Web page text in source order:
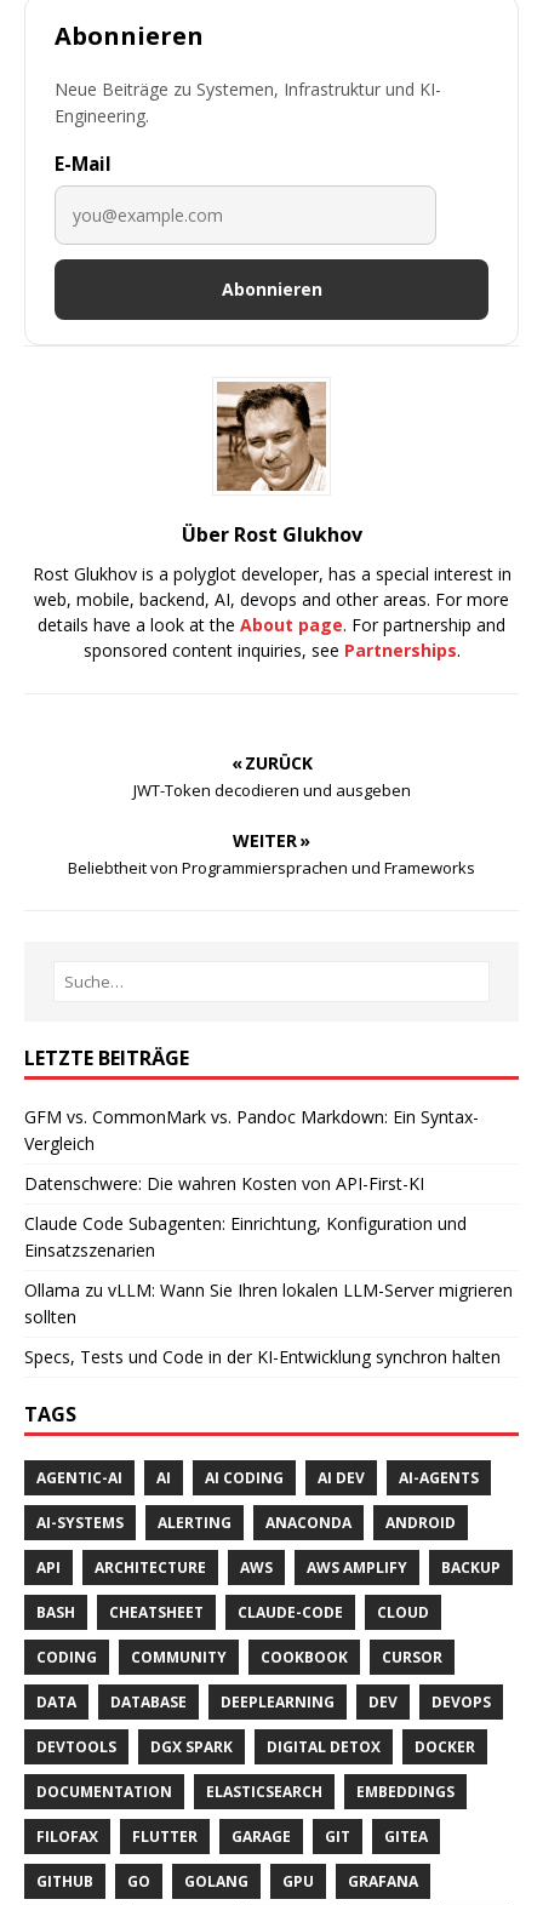
Abonnieren
Neue Beiträge zu Systemen, Infrastruktur und KI-
Engineering.
E-Mail
Abonnieren
Über Rost Glukhov
Rost Glukhov is a polyglot developer, has a special interest in
web, mobile, backend, AI, devops and other areas. For more
details have a look at the About page. For partnership and
sponsored content inquiries, see Partnerships.
« ZURÜCK
JWT-Token decodieren und ausgeben
WEITER »
Beliebtheit von Programmiersprachen und Frameworks
LETZTE BEITRÄGE
GFM vs. CommonMark vs. Pandoc Markdown: Ein Syntax-
Vergleich
Datenschwere: Die wahren Kosten von API-First-KI
Claude Code Subagenten: Einrichtung, Konfiguration und
Einsatzszenarien
Ollama zu vLLM: Wann Sie Ihren lokalen LLM-Server migrieren
sollten
Specs, Tests und Code in der KI-Entwicklung synchron halten
TAGS
AGENTIC-AI AI AI CODING AI DEV AI-AGENTS
AI-SYSTEMS ALERTING ANACONDA ANDROID
API ARCHITECTURE AWS AWS AMPLIFY BACKUP
BASH CHEATSHEET CLAUDE-CODE CLOUD
CODING COMMUNITY COOKBOOK CURSOR
DATA DATABASE DEEPLEARNING DEV DEVOPS
DEVTOOLS DGX SPARK DIGITAL DETOX DOCKER
DOCUMENTATION ELASTICSEARCH EMBEDDINGS
FILOFAX FLUTTER GARAGE GIT GITEA
GITHUB GO GOLANG GPU GRAFANA